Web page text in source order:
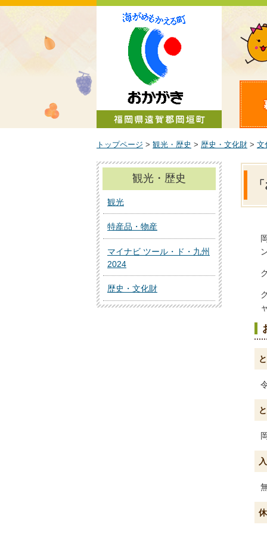
トップページ > 観光・歴史 > 歴史・文化財 > 文
観光・歴史
観光
特産品・物産
マイナビ ツール・ド・九州
2024
歴史・文化財